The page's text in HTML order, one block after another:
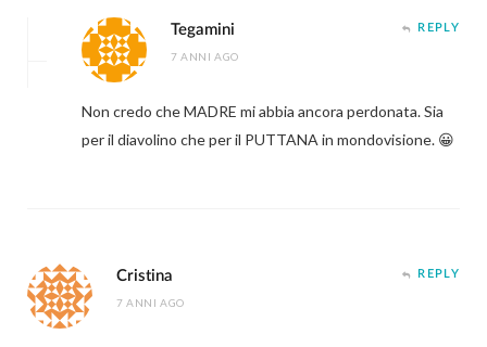
Tegamini
7 ANNI AGO
REPLY
Non credo che MADRE mi abbia ancora perdonata. Sia
per il diavolino che per il PUTTANA in mondovisione. 😀
Cristina
7 ANNI AGO
REPLY